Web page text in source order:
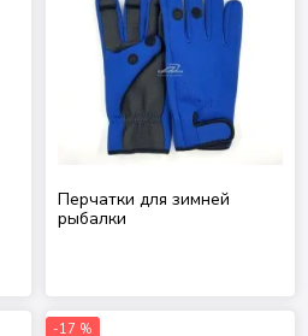
Перчатки для зимней
рыбалки
-17 %